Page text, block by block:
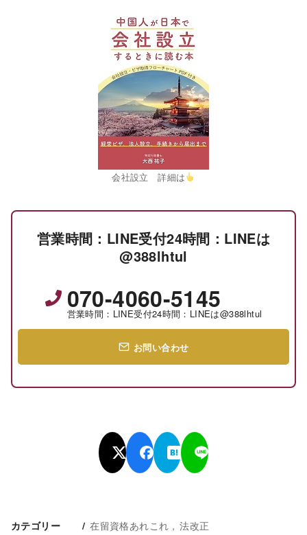
会社設立 詳細は
営業時間：LINE受付24時間：LINEは
@388lhtul
070-4060-5145
営業時間：LINE受付24時間：LINEは@388lhtul
お問い合わせ
カテゴリー 在留資格あれこれ 法改正